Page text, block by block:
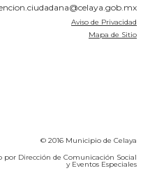
Aviso de Privacidad
Mapa de Sitio
© 2016 Municipio de Celaya
por Dirección de Comunicación Social
y Eventos Especiales